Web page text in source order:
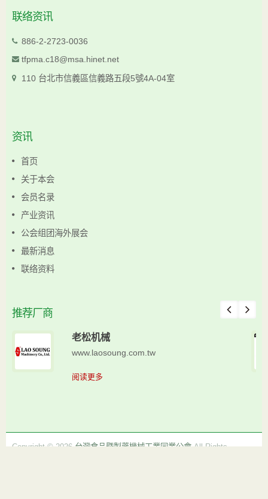
联络资讯
886-2-2723-0036
tfpma.c18@msa.hinet.net
110 台北市信義區信義路五段5號4A-04室
资讯
首页
关于本会
会员名录
产业资讯
公会组团海外展会
最新消息
联络资料
推荐厂商
老松机械
www.laosoung.com.tw
阅读更多
Copyright © 2026台灣食品暨製藥機械工業同業公會All Rights